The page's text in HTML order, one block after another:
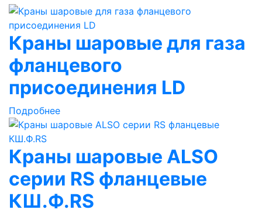
Краны шаровые для газа
фланцевого
присоединения LD
Подробнее
Краны шаровые ALSO
серии RS фланцевые
КШ.Ф.RS